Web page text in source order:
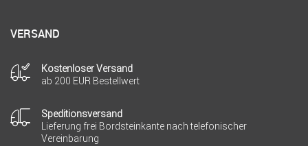
VERSAND
Kostenloser Versand
ab 200 EUR Bestellwert
Speditionsversand
Lieferung frei Bordsteinkante nach telefonischer
Vereinbarung